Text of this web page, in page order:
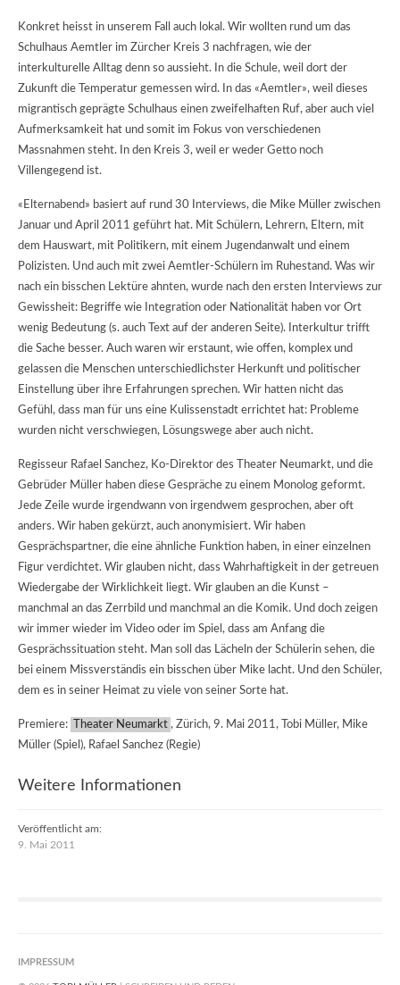
Konkret heisst in unserem Fall auch lokal. Wir wollten rund um das
Schulhaus Aemtler im Zürcher Kreis 3 nachfragen, wie der
interkulturelle Alltag denn so aussieht. In die Schule, weil dort der
Zukunft die Temperatur gemessen wird. In das «Aemtler», weil dieses
migrantisch geprägte Schulhaus einen zweifelhaften Ruf, aber auch viel
Aufmerksamkeit hat und somit im Fokus von verschiedenen
Massnahmen steht. In den Kreis 3, weil er weder Getto noch
Villengegend ist.
«Elternabend» basiert auf rund 30 Interviews, die Mike Müller zwischen
Januar und April 2011 geführt hat. Mit Schülern, Lehrern, Eltern, mit
dem Hauswart, mit Politikern, mit einem Jugendanwalt und einem
Polizisten. Und auch mit zwei Aemtler-Schülern im Ruhestand. Was wir
nach ein bisschen Lektüre ahnten, wurde nach den ersten Interviews zur
Gewissheit: Begriffe wie Integration oder Nationalität haben vor Ort
wenig Bedeutung (s. auch Text auf der anderen Seite). Interkultur trifft
die Sache besser. Auch waren wir erstaunt, wie offen, komplex und
gelassen die Menschen unterschiedlichster Herkunft und politischer
Einstellung über ihre Erfahrungen sprechen. Wir hatten nicht das
Gefühl, dass man für uns eine Kulissenstadt errichtet hat: Probleme
wurden nicht verschwiegen, Lösungswege aber auch nicht.
Regisseur Rafael Sanchez, Ko-Direktor des Theater Neumarkt, und die
Gebrüder Müller haben diese Gespräche zu einem Monolog geformt.
Jede Zeile wurde irgendwann von irgendwem gesprochen, aber oft
anders. Wir haben gekürzt, auch anonymisiert. Wir haben
Gesprächspartner, die eine ähnliche Funktion haben, in einer einzelnen
Figur verdichtet. Wir glauben nicht, dass Wahrhaftigkeit in der getreuen
Wiedergabe der Wirklichkeit liegt. Wir glauben an die Kunst –
manchmal an das Zerrbild und manchmal an die Komik. Und doch zeigen
wir immer wieder im Video oder im Spiel, dass am Anfang die
Gesprächssituation steht. Man soll das Lächeln der Schülerin sehen, die
bei einem Missverständis ein bisschen über Mike lacht. Und den Schüler,
dem es in seiner Heimat zu viele von seiner Sorte hat.
Premiere: Theater Neumarkt , Zürich, 9. Mai 2011, Tobi Müller, Mike
Müller (Spiel), Rafael Sanchez (Regie)
Weitere Informationen
Veröffentlicht am:
9. Mai 2011
IMPRESSUM